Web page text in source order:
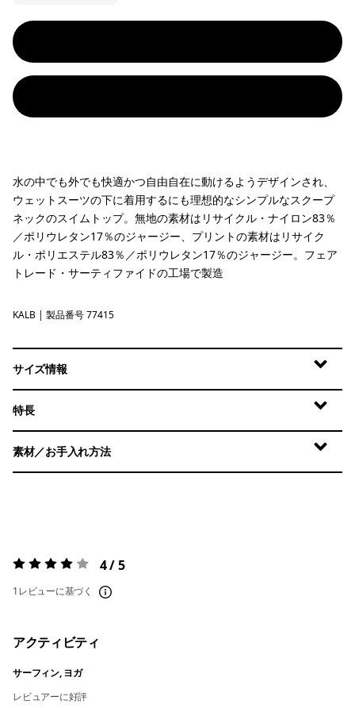
水の中でも外でも快適かつ自由自在に動けるようデザインされ、
ウェットスーツの下に着用するにも理想的なシンプルなスクープ
ネックのスイムトップ。無地の素材はリサイクル・ナイロン83％
／ポリウレタン17％のジャージー、プリントの素材はリサイク
ル・ポリエステル83％／ポリウレタン17％のジャージー。フェア
トレード・サーティファイドの工場で製造
Kaleido: Black
KALB | 製品番号 77415
サイズ情報
特長
素材／お手入れ方法
評価:4 / 5 4 / 5
1レビューに基づく
アクティビティ
サーフィン, ヨガ
レビュアーに好評